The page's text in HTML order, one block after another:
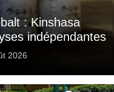
: Kinshasa
indépendantes
2026